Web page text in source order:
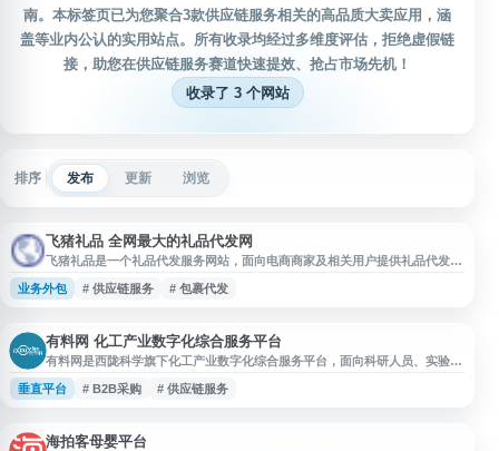
南。本标签页已为您聚合3款供应链服务相关的高品质大卖应用，涵
盖等业内公认的实用站点。所有收录均经过多维度评估，拒绝虚假链
接，助您在供应链服务赛道快速提效、抢占市场先机！
收录了 3 个网站
排序 发布 更新 浏览
飞猪礼品 全网最大的礼品代发网
飞猪礼品是一个礼品代发服务网站，面向电商商家及相关用户提供礼品代发、
订单处理等信息与服务入口。网站以礼品代发需求为核心，适用于需要进行店
铺发货辅助、包裹代发及相关供应链服务查询的用户。平台页面提供业务入口
业务外包 # 供应链服务 # 包裹代发
有料网 化工产业数字化综合服务平台
有料网是西陇科学旗下化工产业数字化综合服务平台，面向科研人员、实验室
及相关企业提供化学试剂、化工原料、表面活性剂、日化原料、醇胺、溶剂、
指示剂、基准试剂、色谱试剂等产品信息与采购服务。平台依托西陇科学研
垂直平台 # B2B采购 # 供应链服务
海拍客母婴平台